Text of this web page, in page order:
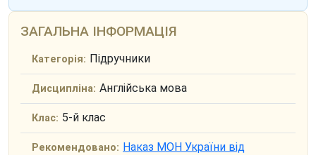
ЗАГАЛЬНА ІНФОРМАЦІЯ
Категорія: Підручники
Дисципліна: Англійська мова
Клас: 5-й клас
Рекомендовано: Наказ МОН України від